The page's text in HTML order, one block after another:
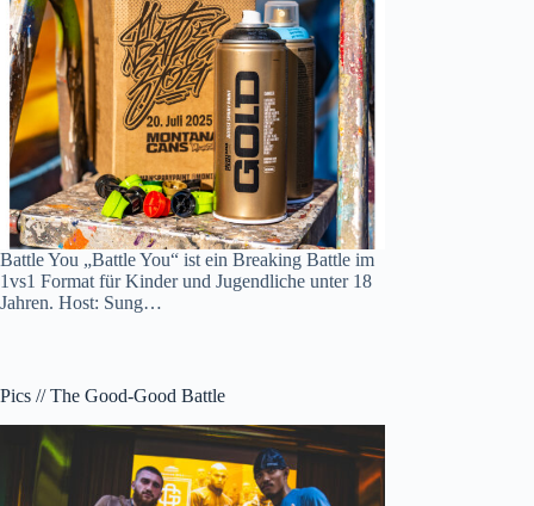
Battle You „Battle You“ ist ein Breaking Battle im
1vs1 Format für Kinder und Jugendliche unter 18
Jahren. Host: Sung…
Pics // The Good-Good Battle